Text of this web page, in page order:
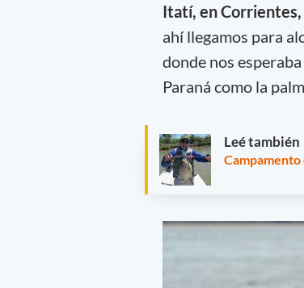
Itatí, en Corrientes,
ahí llegamos para
donde nos
Paraná como la
Leé también
Campamento